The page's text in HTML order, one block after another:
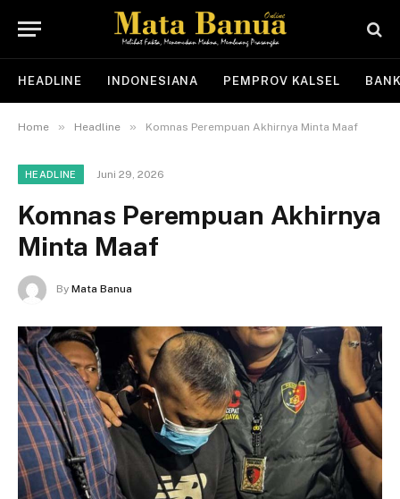
HEADLINE INDONESIANA PEMPROV KALSEL
Home » Headline » Komnas Perempuan Akhirnya Minta Maaf
HEADLINE Juni 29, 2026
Komnas Perempuan Akhirnya
Minta Maaf
By Mata Banua